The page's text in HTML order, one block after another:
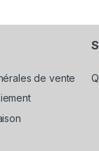
de vente